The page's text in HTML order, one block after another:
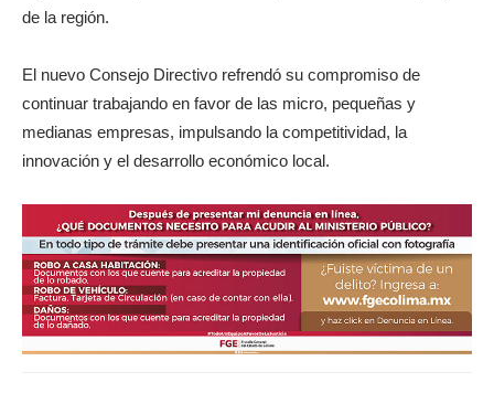
de la región.
El nuevo Consejo Directivo refrendó su compromiso de
continuar trabajando en favor de las micro, pequeñas y
medianas empresas, impulsando la competitividad, la
innovación y el desarrollo económico local.